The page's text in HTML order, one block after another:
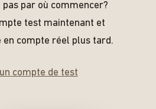
pas par où commencer?
test maintenant et
en compte réel plus tard.
compte de test